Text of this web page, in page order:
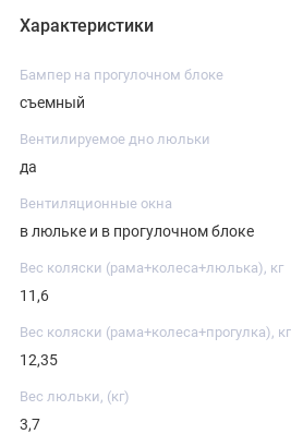
Характеристики
Бампер на прогулочном блоке
съемный
Вентилируемое дно люльки
да
Вентиляционные окна
в люльке и в прогулочном блоке
Вес коляски (рама+колеса+люлька), кг
11,6
Вес коляски (рама+колеса+прогулка), кг
12,35
Вес люльки, (кг)
3,7